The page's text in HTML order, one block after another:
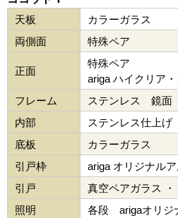
天板
カラーガラス
両側面
特殊ペア
正面
特殊ペア
ariga ハイクリア
フレーム
ステンレス 鏡面
内部
ステンレス仕上げ
底板
カラーガラス
引戸枠
ariga オリジナル
引戸
真空ペアガラス ・
照明
各段 arigaオリジ